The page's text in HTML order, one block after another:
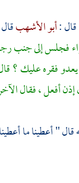
قال :أبو الأشهب
إلى جنب رجل
فقره عليك ؟
إذن أفعل ، فقال
قال " أعطينا ما